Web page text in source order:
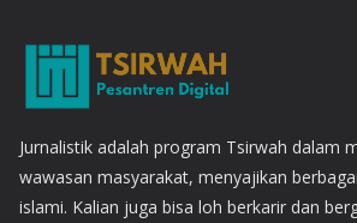
Jurnalistik adalah program Tsirwah dalam
wawasan masyarakat, menyajikan
islami. Kalian juga bisa loh berkarir dan